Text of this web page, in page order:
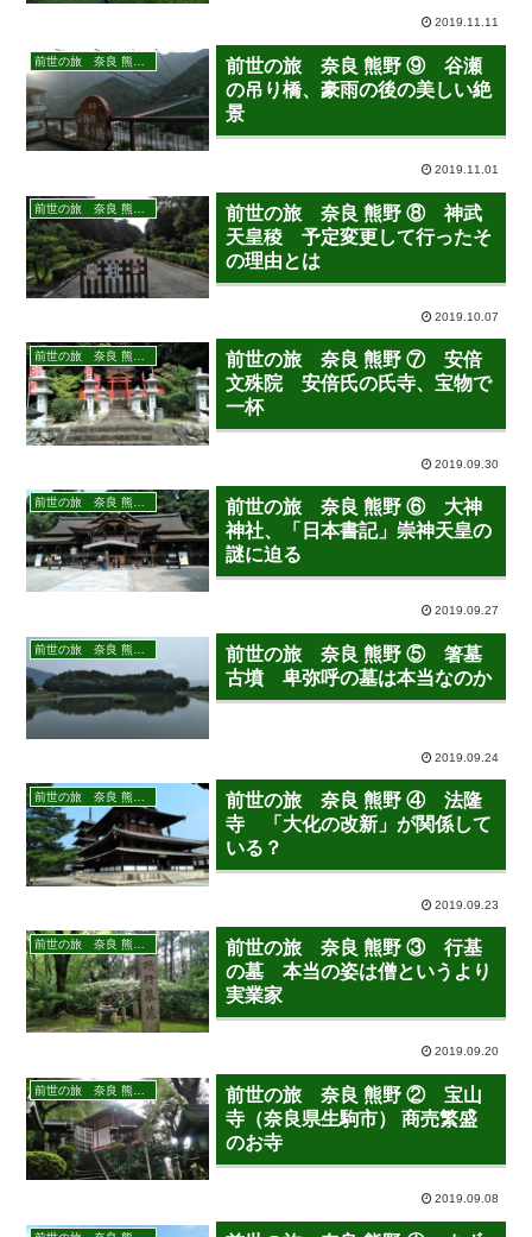
2019.11.11
前世の旅 奈良 熊野 2019年7月28日－30日
前世の旅 奈良 熊野 ⑨ 谷瀬
の吊り橋、豪雨の後の美しい絶
景
2019.11.01
前世の旅 奈良 熊野 ⑧ 神武
天皇稜 予定変更して行ったそ
の理由とは
2019.10.07
前世の旅 奈良 熊野 ⑦ 安倍
文殊院 安倍氏の氏寺、宝物で
一杯
2019.09.30
前世の旅 奈良 熊野 2019年7月28日－30日
前世の旅 奈良 熊野 ⑥ 大神
神社、「日本書記」崇神天皇の
謎に迫る
2019.09.27
前世の旅 奈良 熊野 ⑤ 箸墓
古墳 卑弥呼の墓は本当なのか
2019.09.24
前世の旅 奈良 熊野 ④ 法隆
寺 「大化の改新」が関係して
いる？
2019.09.23
前世の旅 奈良 熊野 ③ 行基
の墓 本当の姿は僧というより
実業家
2019.09.20
前世の旅 奈良 熊野 2019年7月28日－30日
前世の旅 奈良 熊野 ② 宝山
寺（奈良県生駒市） 商売繁盛
のお寺
2019.09.08